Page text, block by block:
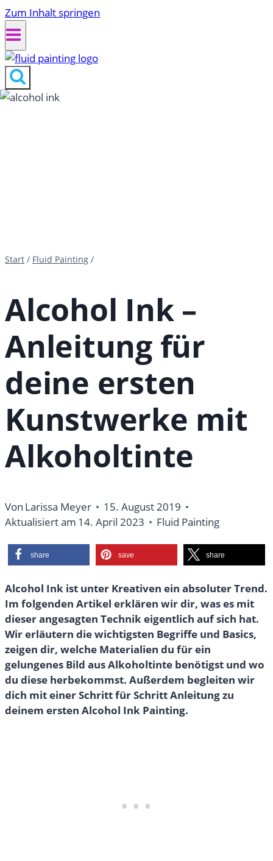
Zum Inhalt springen
Start / Fluid Painting /
Alcohol Ink –
Anleitung für
deine ersten
Kunstwerke mit
Alkoholtinte
Von Larissa Meyer
15. August 2019
Aktualisiert am 14. April 2023 Fluid Painting
share save share
Alcohol Ink ist unter Kreativen ein absoluter Trend.
Im folgenden Artikel erklären wir dir, was es mit
dieser angesagten Technik eigentlich auf sich hat.
Wir erläutern die wichtigsten Begriffe und Basics,
zeigen dir, welche Materialien du für ein
gelungenes Bild aus Alkoholtinte benötigst und wo
du diese herbekommst. Außerdem begleiten wir
dich mit einer Schritt für Schritt Anleitung zu
deinem ersten Alcohol Ink Painting.